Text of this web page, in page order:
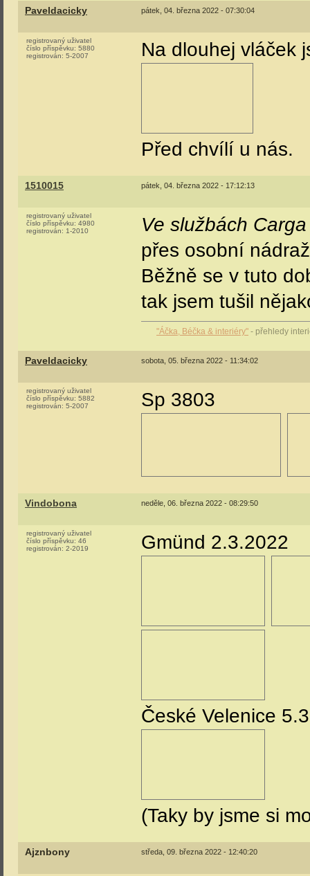
Paveldacicky pátek, 04. března 2022 - 07:30:04
registrovaný uživatel
číslo příspěvku: 5880
registrován: 5-2007 Na dlouhej vláček
Před chvílí u nás.
1510015 pátek, 04. března 2022 - 17:12:13
registrovaný uživatel
číslo příspěvku: 4980
registrován: 1-2010 Ve službách Carga
přes osobní
Běžně se v tuto
tak jsem tušil
"Áčka, Béčka & interiéry" - přehledy
Paveldacicky sobota, 05. března 2022 - 11:34:02
registrovaný uživatel
číslo příspěvku: 5882
registrován: 5-2007 Sp 3803
Vindobona neděle, 06. března 2022 - 08:29:50
registrovaný uživatel
číslo příspěvku: 46
registrován: 2-2019 Gmünd 2.3.2022
České Velenice
(Taky by jsme si
Ajznbony středa, 09. března 2022 - 12:40:20